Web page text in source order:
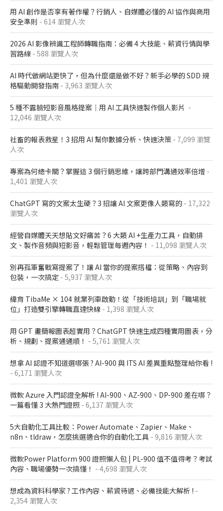
用 AI 創作是否享有著作權？行銷人、自媒體必懂的 AI 協作與商用
安全準則 - 614 瀏覽人次
2026 AI 影像辨識工程師轉職指南：必備 4 大技能、薪資行情與學
習路線 - 588 瀏覽人次
AI 時代做網站更快了，但為什麼還是做不好？新手必學的 SDD 規
格驅動開發指南 - 3,963 瀏覽人次
5 種不露臉短影音風格提案｜用 AI 工具快速製作個人影片 -
12,046 瀏覽人次
社畜的報表救星！3 招用 AI 幫你數據分析、快速決策 - 7,099 瀏覽
人次
專案為何總卡關？掌握這 3 個行銷思維，讓跨部門溝通效率倍增 -
1,401 瀏覽人次
ChatGPT 寫的文案太生硬？3 招讓 AI 文案更像人類寫的 - 17,322
瀏覽人次
經營自媒體天天想貼文好痛苦？6 大類 AI +生產力工具，自動排
文、製作音頻與短影音，輕鬆管理每週內容！ - 11,098 瀏覽人次
別再孤軍奮戰寫提案了！讓 AI 當你的提案搭檔：從策略、內容到
包裝，一次搞定 - 5,937 瀏覽人次
緯育 TibaMe × 104 就業列車啟動！從「技術培訓」到「職場就
位」打造雙引擎轉職直達快線 - 1,398 瀏覽人次
用 GPT 畫簡報圖表超實用？ChatGPT 快速生成四種實用圖表，分
析、規劃、提案通通順！ - 5,761 瀏覽人次
想拿 AI 認證不知道選哪張 ? AI-900 與 ITS AI 差異重點整理給你看 !
- 6,171 瀏覽人次
微軟 Azure 入門認證全解析​ ! AI-900、AZ-900、DP-900 差在哪？​
一篇看懂 3 大熱門證照​ - 6,137 瀏覽人次
5大自動化工具比較：Power Automate、Zapier、Make、
n8n、tldraw，怎麼挑選適合你的自動化工具 - 9,816 瀏覽人次
微軟Power Platform 900​ 證照懶人包​ | PL-900 值不值得考？考試
內容、職場優勢一次搞懂​！ - 4,698 瀏覽人次
想成為資料科學家 ? 工作內容、薪資待遇、必備技能大解析 ! -
2,354 瀏覽人次